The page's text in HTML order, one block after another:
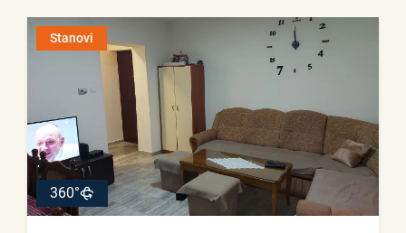
Stanovi
360°